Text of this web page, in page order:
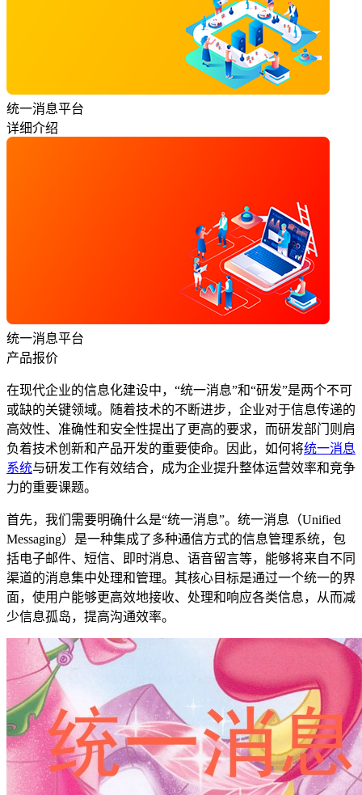
统一消息平台
详细介绍
统一消息平台
产品报价
在现代企业的信息化建设中，“统一消息”和“研发”是两个不可
或缺的关键领域。随着技术的不断进步，企业对于信息传递的
高效性、准确性和安全性提出了更高的要求，而研发部门则肩
负着技术创新和产品开发的重要使命。因此，如何将统一消息
系统与研发工作有效结合，成为企业提升整体运营效率和竞争
力的重要课题。
首先，我们需要明确什么是“统一消息”。统一消息（Unified
Messaging）是一种集成了多种通信方式的信息管理系统，包
括电子邮件、短信、即时消息、语音留言等，能够将来自不同
渠道的消息集中处理和管理。其核心目标是通过一个统一的界
面，使用户能够更高效地接收、处理和响应各类信息，从而减
少信息孤岛，提高沟通效率。